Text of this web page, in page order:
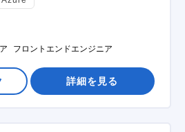
フロントエンドエンジニア
詳細を見る